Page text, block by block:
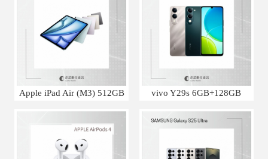
Apple iPad Air (M3) 512GB vivo Y29s 6GB+128GB